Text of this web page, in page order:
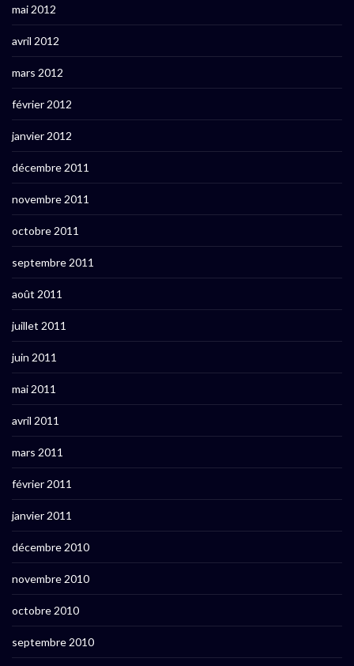
mai 2012
avril 2012
mars 2012
février 2012
janvier 2012
décembre 2011
novembre 2011
octobre 2011
septembre 2011
août 2011
juillet 2011
juin 2011
mai 2011
avril 2011
mars 2011
février 2011
janvier 2011
décembre 2010
novembre 2010
octobre 2010
septembre 2010